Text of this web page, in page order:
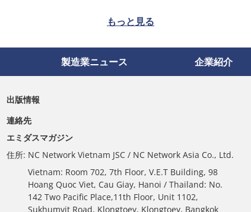
もっと見る
製造業ニュース 企業紹介
出版情報
連絡先
エミダスマガジン
住所: NC Network Vietnam JSC / NC Network Asia Co., Ltd.
Vietnam: Room 702, 7th Floor, V.E.T Building, 98
Hoang Quoc Viet, Cau Giay, Hanoi / Thailand: No.
142 Two Pacific Place,11th Floor, Unit 1102,
Sukhumvit Road, Klongtoey, Klongtoey, Bangkok